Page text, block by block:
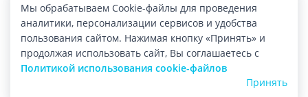
Все банки Карта Список
Город:Джанкой
Мы обрабатываем Cookie-файлы для проведения
аналитики, персонализации сервисов и удобства
пользования сайтом. Нажимая кнопку «Принять» и
продолжая использовать сайт, Вы соглашаетесь с
Политикой использования cookie-файлов
Принять